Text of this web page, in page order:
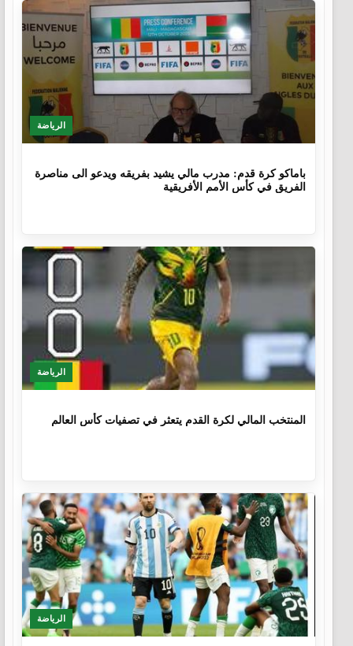
الرياضة
باماكو كرة قدم: مدرب مالي يشيد بفريقه ويدعو الى مناصرة
الفريق في كأس الأمم الأفريقية
الرياضة
المنتخب المالي لكرة القدم يتعثر في تصفيات كأس العالم
الرياضة